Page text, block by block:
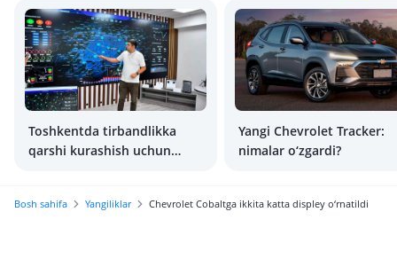
Toshkentda tirbandlikka
qarshi kurashish uchun
Yangi Chevrolet Tracker:
nimalar o‘zgardi?
Bosh sahifa Yangiliklar Chevrolet Cobaltga ikkita katta displey o‘rnatildi